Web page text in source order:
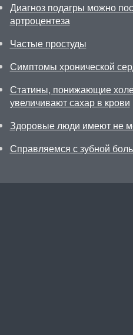
Диагноз подагры можно
артроцентеза
Частые простуды
Симптомы хронической
Статины, понижающие
увеличивают сахар в крови
Здоровые люди имеют не
Справляемся с зубной